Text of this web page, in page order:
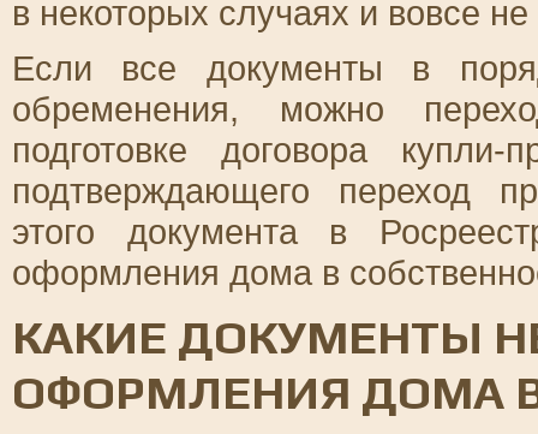
в некоторых случаях и вовсе не
Если все документы в
обременения, можно
подготовке договора
подтверждающего переход
этого документа в
оформления дома в
КАКИЕ ДОКУМЕНТЫ
ОФОРМЛЕНИЯ ДОМА